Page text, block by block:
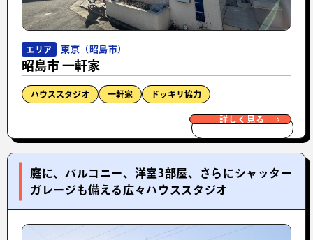
エリア 東京（昭島市）
昭島市 一軒家
ハウススタジオ 一軒家 ドッキリ協力
詳しく見る
庭に、バルコニー、洋室3部屋、さらにシャッター
ガレージも備える広々ハウススタジオ